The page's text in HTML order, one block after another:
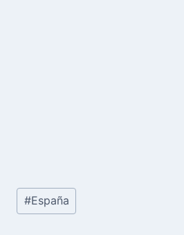
Etiquetas
de
#España